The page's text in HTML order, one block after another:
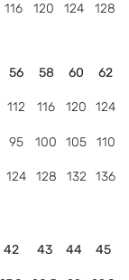
116 120 124 128
56 58 60
62
112 116 120 124
95 100 105
110
124 128 132 136
42 43 44
45